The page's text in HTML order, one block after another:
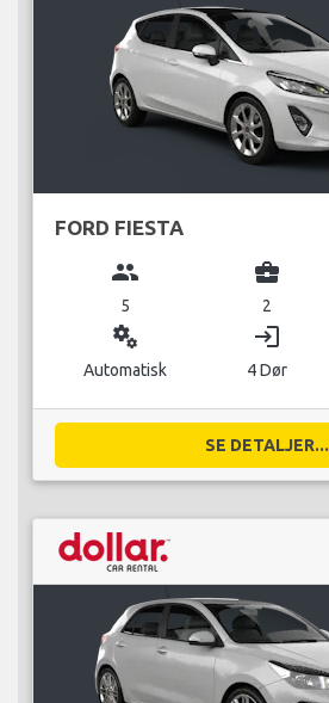
FORD FIESTA
group
5
business_center
2
miscellaneous_services
Automatisk
login
4 Dør
SE DETALJER...